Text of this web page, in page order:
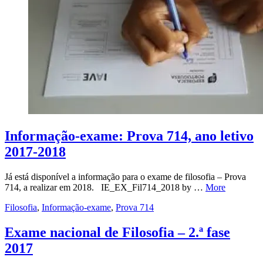
Informação-exame: Prova 714, ano letivo
2017-2018
Já está disponível a informação para o exame de filosofia – Prova
714, a realizar em 2018. IE_EX_Fil714_2018 by … More
Filosofia, Informação-exame, Prova 714
Exame nacional de Filosofia – 2.ª fase
2017